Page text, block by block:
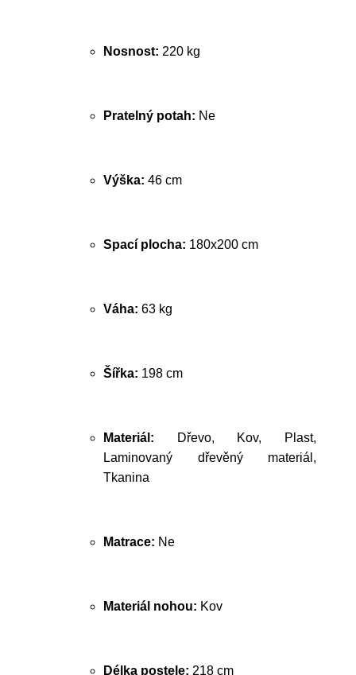
Nosnost: 220 kg
Pratelný potah: Ne
Výška: 46 cm
Spací plocha: 180x200 cm
Váha: 63 kg
Šířka: 198 cm
Materiál: Dřevo, Kov, Plast,
Laminovaný dřevěný materiál,
Tkanina
Matrace: Ne
Materiál nohou: Kov
Délka postele: 218 cm